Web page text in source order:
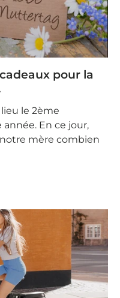
pour la
le 2ème
En ce jour,
mère combien